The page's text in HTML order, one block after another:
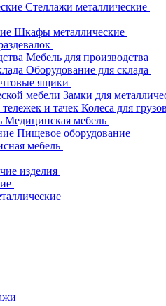
Стеллажи металлические
Шкафы металлические
Мебель для производства
Оборудование для склада
ящики
Замки для
Колеса для
Медицинская мебель
Пищевое оборудование
мебель
изделия